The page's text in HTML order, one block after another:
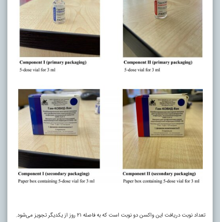
تعداد نوبت دریافت این واکسن دو نوبت است که به فاصله ۲۱ روز از یکدیگر تجویز می‌شود.